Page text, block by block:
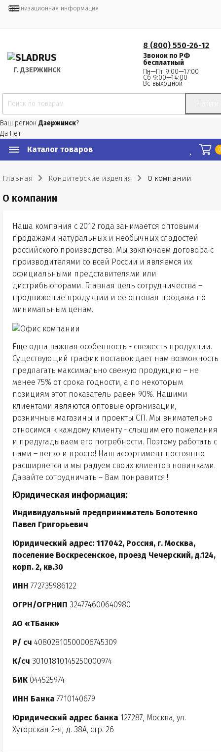
Организационная информация
Г. ДЗЕРЖИНСК
8 (800) 550-26-12
Звонок по РФ
бесплатный
Пн—Пт 9:00—17:00
Сб 9:00—14:00
Вс выходной
Ваш регион Дзержинск?
Да Нет
Каталог товаров
Главная Кондитерские изделия О компании
О компании
Наша компания с 2012 года занимается оптовыми
продажами натуральных и необычных сладостей
российского производства. Мы заключаем договора с
производителями со всей России и являемся их
официальными представителями или
дистрибьюторами. Главная цель сотрудничества –
продвижение продукции и её оптовая продажа по
минимальным ценам.
Еще одна важная особенность - свежесть продукции.
Существующий график поставок дает нам возможность
предлагать максимально свежую продукцию – не
менее 75% от срока годности, а по некоторым
позициям этот показатель равен 90%. Нашими
клиентами являются оптовые организации,
розничные магазины и проекты СП. Мы внимательно
относимся к каждому клиенту - слышим его пожелания
и предугадываем его потребности. Поэтому работать с
нами – легко и просто! Наш ассортимент постоянно
расширяется и мы радуем своих клиентов новинками.
Давайте сотрудничать – Вам понравится!!
Юридическая информация:
Индивидуальный предприниматель Болотенко
Павел Григорьевич
Юридический адрес: 117042, Россия, г. Москва,
поселение Воскресенское, проезд Чечерский, д.124,
корп. 2, кв.30
ИНН 772735986122
ОГРН/ОГРНИП 324774600640980
АО «ТБанк»
Р/ сч 40802810500006745309
К/сч 30101810145250000974
БИК 044525974
ИНН Банка 7710140679
Юридический адрес банка 127287, Москва, ул.
Хуторская 2-я, д. 38А, стр. 26